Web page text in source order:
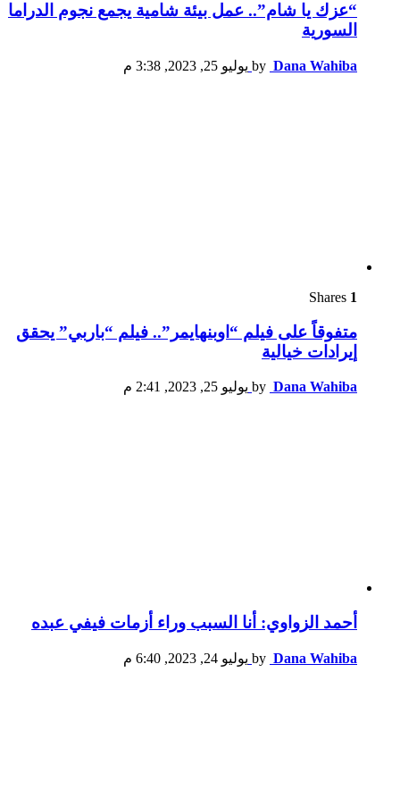
“عزك يا شام”.. عمل بيئة شامية يجمع نجوم الدراما
السورية
by Dana Wahiba يوليو 25, 2023, 3:38 م
1
متفوقاً على فيلم “اوبنهايمر”.. فيلم “باربي” يحقق
إيرادات خيالية
by Dana Wahiba يوليو 25, 2023, 2:41 م
أحمد الزواوي: أنا السبب وراء أزمات فيفي عبده
by Dana Wahiba يوليو 24, 2023, 6:40 م